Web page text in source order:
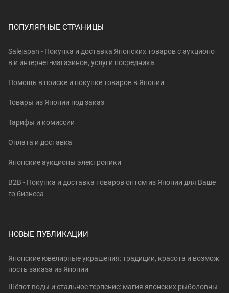
ПОПУЛЯРНЫЕ СТРАНИЦЫ
Salejapan - Покупка и доставка Японских товаров c аукционо
в и интернет-магазинов, услуги посредника
Помощь в поиске и покупке товаров в Японии
Товары из Японии под заказ
Тарифы и комиссии
Оплата и доставка
Японские аукционы электроники
B2B - Покупка и доставка товаров оптом из Японии для Ваше
го бизнеса
НОВЫЕ ПУБЛИКАЦИИ
Японские ювелирные украшения: традиции, красота и возмож
ность заказа из Японии
Шёпот воды и стальное терпение: магия японских рыболовны